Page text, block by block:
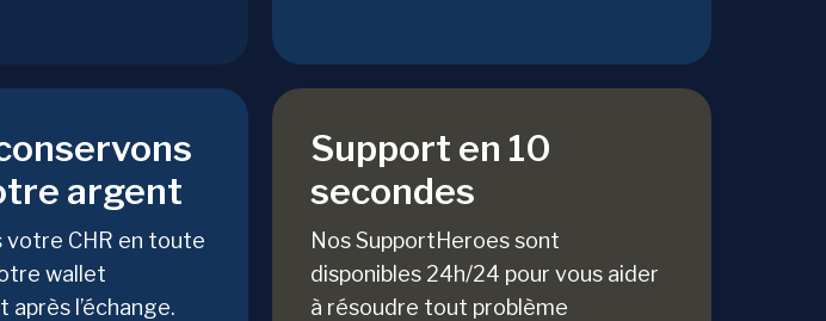
argent
votre CHR en toute
wallet
l’échange.
Support en 10
secondes
Nos SupportHeroes sont
disponibles 24h/24 pour vous aider
à résoudre tout problème